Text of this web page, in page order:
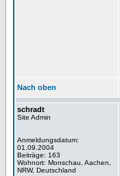
Nach oben
schradt
Site Admin
Anmeldungsdatum:
01.09.2004
Beiträge: 163
Wohnort: Monschau, Aachen,
NRW, Deutschland